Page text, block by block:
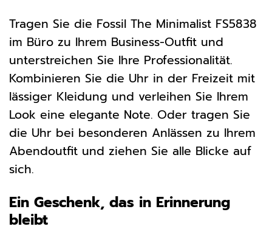
Tragen Sie die Fossil The Minimalist FS5838
im Büro zu Ihrem Business-Outfit und
unterstreichen Sie Ihre Professionalität.
Kombinieren Sie die Uhr in der Freizeit mit
lässiger Kleidung und verleihen Sie Ihrem
Look eine elegante Note. Oder tragen Sie
die Uhr bei besonderen Anlässen zu Ihrem
Abendoutfit und ziehen Sie alle Blicke auf
sich.
Ein Geschenk, das in Erinnerung
bleibt